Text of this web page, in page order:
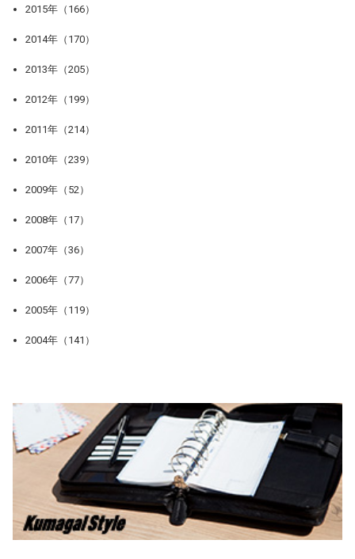
2015年（166）
2014年（170）
2013年（205）
2012年（199）
2011年（214）
2010年（239）
2009年（52）
2008年（17）
2007年（36）
2006年（77）
2005年（119）
2004年（141）